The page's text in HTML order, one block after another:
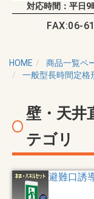
対応時間：平日
FAX:06-
HOME 商品一覧ペ
一般型長時間定格
壁・天井
テゴリ
避難口誘